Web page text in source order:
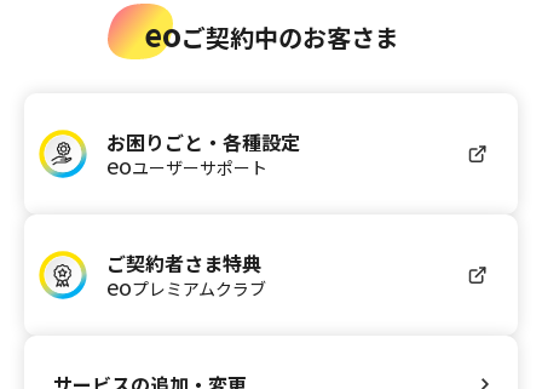
eoご契約中のお客さま
お困りごと・各種設定
eoユーザーサポート
ご契約者さま特典
eoプレミアムクラブ